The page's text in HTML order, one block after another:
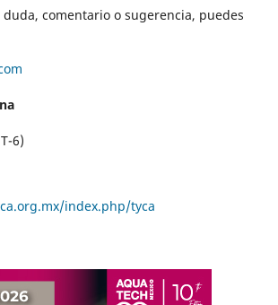
comentario o sugerencia, puedes
6)
index.php/tyca